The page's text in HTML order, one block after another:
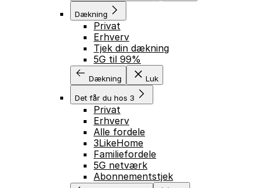
Dækning
Privat
Erhverv
Tjek din dækning
5G til 99%
Dækning Luk
Det får du hos 3
Privat
Erhverv
Alle fordele
3LikeHome
Familiefordele
5G netværk
Abonnementstjek